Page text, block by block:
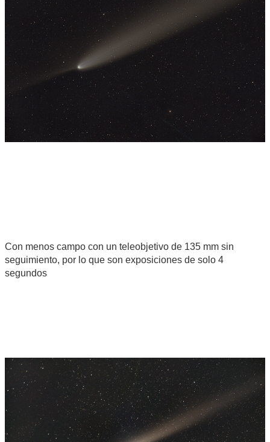
Con menos campo con un teleobjetivo de 135 mm sin
seguimiento, por lo que son exposiciones de solo 4
segundos